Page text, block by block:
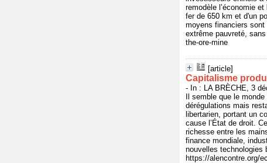
remodèle l’économie
fer de 650 km et d'un
moyens financiers
extrême pauvreté,
the-ore-mine
[article]
Capitalisme
- In : LA BRÈCHE, 3
Il semble que le
dérégulations mais
libertarien, portant un
cause l’État de droit.
richesse entre les
finance mondiale,
nouvelles technologies
https://alencontre.org/